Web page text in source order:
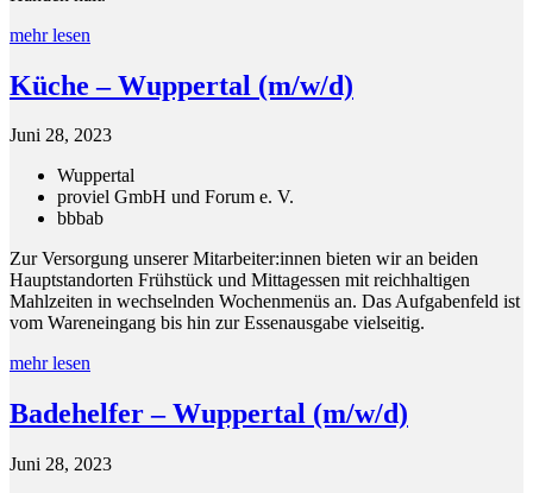
mehr lesen
Küche – Wuppertal (m/w/d)
Juni 28, 2023
Wuppertal
proviel GmbH und Forum e. V.
bbbab
Zur Versorgung unserer Mitarbeiter:innen bieten wir an beiden
Hauptstandorten Frühstück und Mittagessen mit reichhaltigen
Mahlzeiten in wechselnden Wochenmenüs an. Das Aufgabenfeld ist
vom Wareneingang bis hin zur Essenausgabe vielseitig.
mehr lesen
Badehelfer – Wuppertal (m/w/d)
Juni 28, 2023